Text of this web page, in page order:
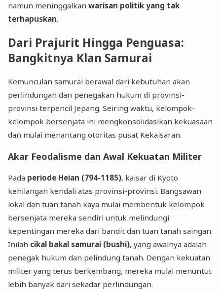
namun meninggalkanwarisan politik yang tak
terhapuskan.
Dari Prajurit Hingga Penguasa:
Bangkitnya Klan Samurai
Kemunculan samurai berawal dari kebutuhan akan
perlindungan dan penegakan hukum di provinsi-
provinsi terpencil Jepang. Seiring waktu, kelompok-
kelompok bersenjata ini mengkonsolidasikan kekuasaan
dan mulai menantang otoritas pusat Kekaisaran.
Akar Feodalisme dan Awal Kekuatan Militer
Pada periode Heian (794-1185), kaisar di Kyoto
kehilangan kendali atas provinsi-provinsi. Bangsawan
lokal dan tuan tanah kaya mulai membentuk kelompok
bersenjata mereka sendiri untuk melindungi
kepentingan mereka dari bandit dan tuan tanah saingan.
Inilah cikal bakal samurai (bushi), yang awalnya adalah
penegak hukum dan pelindung tanah. Dengan kekuatan
militer yang terus berkembang, mereka mulai menuntut
lebih banyak dari sekadar perlindungan.